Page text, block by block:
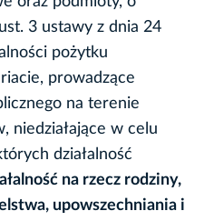
3 ustawy z dnia 24
pożytku
prowadzące
na terenie
niedziałające w celu
działalność
na rzecz rodziny,
upowszechniania i